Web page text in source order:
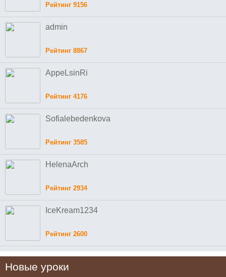
Рейтинг 9156
admin
Рейтинг 8867
AppeLsinRi
Рейтинг 4176
Sofialebedenkova
Рейтинг 3585
HelenaArch
Рейтинг 2934
IceKream1234
Рейтинг 2600
Новые уроки